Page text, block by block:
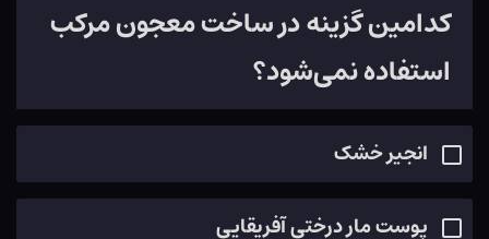
کدامین گزینه در ساخت معجون مرکب
استفاده نمی‌شود؟
انجیر خشک
پوست مار درختی آفریقایی